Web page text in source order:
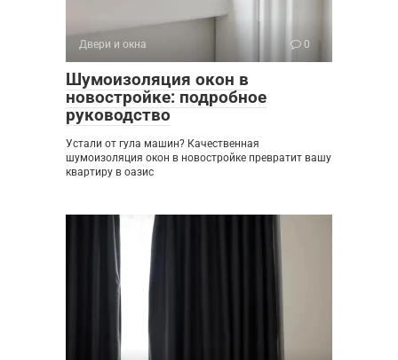
Двери и окна 0
Шумоизоляция окон в
новостройке: подробное
руководство
Устали от гула машин? Качественная
шумоизоляция окон в новостройке превратит вашу
квартиру в оазис